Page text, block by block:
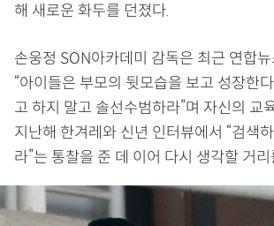
해 새로운 화두를 던졌다.
손웅정 SON아카데미 감독은 최근 연합
“아이들은 부모의 뒷모습을 보고 성장한
고 하지 말고 솔선수범하라”며 자신의 교
지난해 한겨레와 신년 인터뷰에서 “검색
라”는 통찰을 준 데 이어 다시 생각할 거